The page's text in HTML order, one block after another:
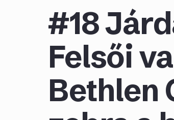
#18
Felsői
Bethlen